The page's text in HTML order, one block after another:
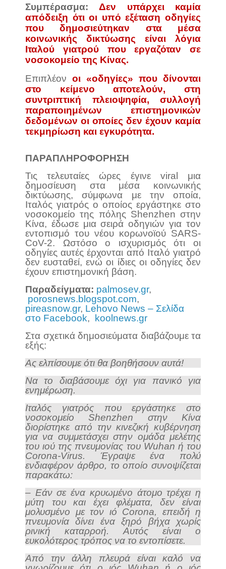
Συμπέρασμα:
Δεν υπάρχει καμία
απόδειξη ότι οι υπό εξέταση οδηγίες
που δημοσιεύτηκαν στα μέσα
κοινωνικής δικτύωσης είναι λόγια
Ιταλού γιατρού που εργαζόταν σε
νοσοκομείο της Κίνας.
Επιπλέον οι «οδηγίες» που δίνονται
στο κείμενο αποτελούν, στη
συντριπτική πλειοψηφία, συλλογή
παραποιημένων επιστημονικών
δεδομένων οι οποίες δεν έχουν καμία
τεκμηρίωση και εγκυρότητα.
ΠΑΡΑΠΛΗΡΟΦΟΡΗΣΗ
Τις τελευταίες ώρες έγινε viral μια
δημοσίευση στα μέσα κοινωνικής
δικτύωσης, σύμφωνα με την οποία,
Ιταλός γιατρός ο οποίος εργάστηκε στο
νοσοκομείο της πόλης Shenzhen στην
Κίνα, έδωσε μια σειρά οδηγιών για τον
εντοπισμό του νέου κορωνοϊού SARS-
CoV-2. Ωστόσο ο ισχυρισμός ότι οι
οδηγίες αυτές έρχονται από Ιταλό γιατρό
δεν ευσταθεί, ενώ οι ίδιες οι οδηγίες δεν
έχουν επιστημονική βάση.
Παραδείγματα: palmosev.gr,
porosnews.blogspot.com,
pireasnow.gr, Lehovo News – Σελίδα
στο Facebook, koolnews.gr
Στα σχετικά δημοσιεύματα διαβάζουμε τα
εξής:
Ας ελπίσουμε ότι θα βοηθήσουν αυτά!
Να το διαβάσουμε όχι για πανικό για
ενημέρωση.
Ιταλός γιατρός που εργάστηκε στο
νοσοκομείο Shenzhen στην Κίνα
διορίστηκε από την κινεζική κυβέρνηση
για να συμμετάσχει στην ομάδα μελέτης
του ιού της πνευμονίας του Wuhan ή του
Corona-Virus. Έγραψε ένα πολύ
ενδιαφέρον άρθρο, το οποίο συνοψίζεται
παρακάτω:
– Εάν σε ένα κρυωμένο άτομο τρέχει η
μύτη του και έχει φλέματα, δεν είναι
μολυσμένο με τον ιό Corona, επειδή η
πνευμονία δίνει ένα ξηρό βήχα χωρίς
ρινική καταρροή. Αυτός είναι ο
ευκολότερος τρόπος να το εντοπίσετε.
Από την άλλη πλευρά είναι καλό να